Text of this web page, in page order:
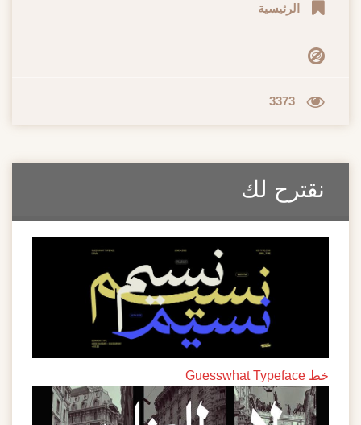
الرئيسية
3373
نقترح لك
خط Guesswhat Typeface